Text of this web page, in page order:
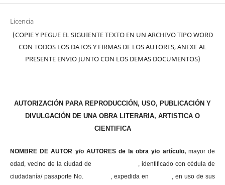
Licencia
(COPIE Y PEGUE EL SIGUIENTE TEXTO EN UN ARCHIVO TIPO WORD
CON TODOS LOS DATOS Y FIRMAS DE LOS AUTORES, ANEXE AL
PRESENTE ENVIO JUNTO CON LOS DEMAS DOCUMENTOS)
AUTORIZACIÓN PARA REPRODUCCIÓN, USO, PUBLICACIÓN Y
DIVULGACIÓN DE UNA OBRA LITERARIA, ARTISTICA O
CIENTIFICA
NOMBRE DE AUTOR y/o AUTORES de la obra y/o artículo, mayor de
edad, vecino de la ciudad de , identificado con cédula de
ciudadanía/ pasaporte No. , expedida en , en uso de sus